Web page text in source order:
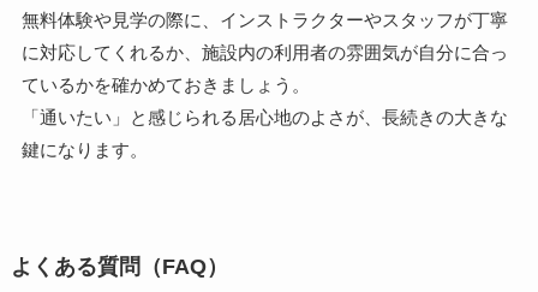
無料体験や見学の際に、インストラクターやスタッフが丁寧
に対応してくれるか、施設内の利用者の雰囲気が自分に合っ
ているかを確かめておきましょう。
「通いたい」と感じられる居心地のよさが、長続きの大きな
鍵になります。
よくある質問（FAQ）